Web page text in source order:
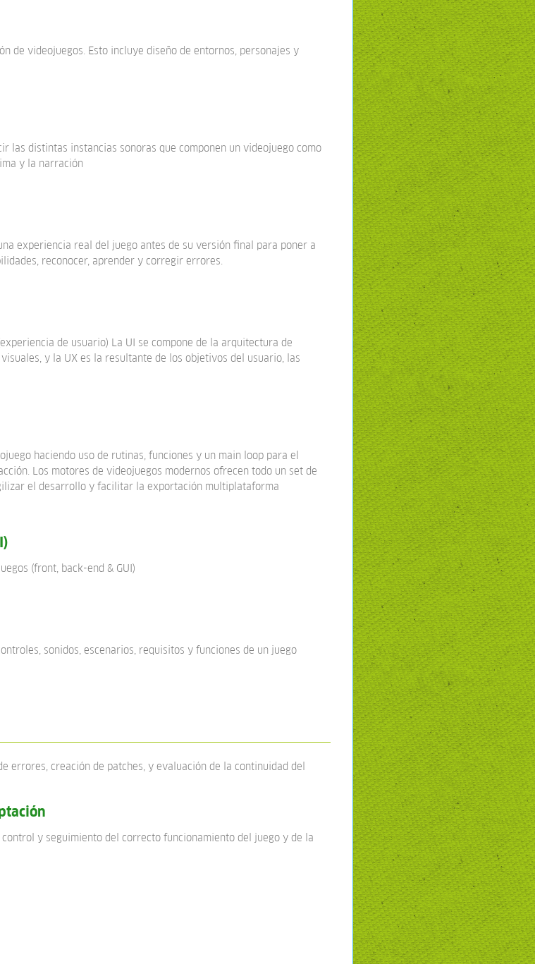
de videojuegos. Esto incluye diseño de entornos, personajes y
las distintas instancias sonoras que componen un videojuego como
y la narración
experiencia real del juego antes de su versión final para poner a
reconocer, aprender y corregir errores.
de usuario) La UI se compone de la arquitectura de
y la UX es la resultante de los objetivos del usuario, las
haciendo uso de rutinas, funciones y un main loop para el
Los motores de videojuegos modernos ofrecen todo un set de
el desarrollo y facilitar la exportación multiplataforma
(front, back-end & GUI)
sonidos, escenarios, requisitos y funciones de un juego
errores, creación de patches, y evaluación de la continuidad del
y seguimiento del correcto funcionamiento del juego y de la